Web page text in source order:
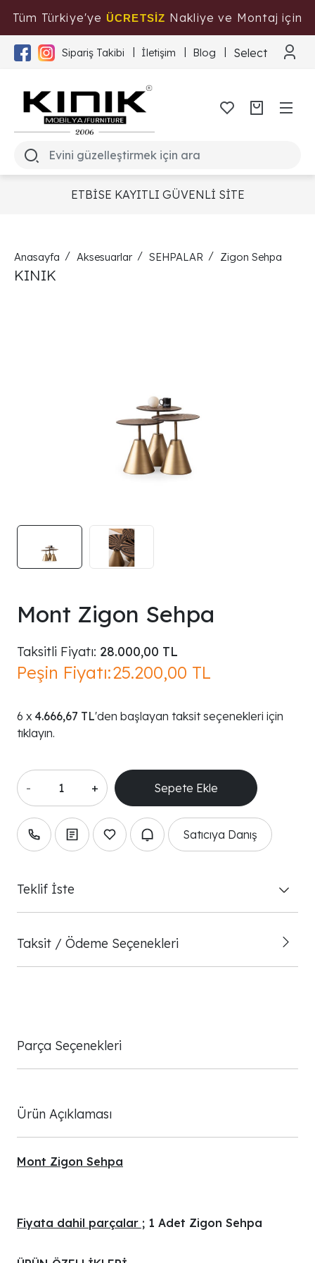
Tüm Türkiye'ye ÜCRETSİZ Nakliye ve Montaj için
Tıklayınız
Sipariş Takibi İletişim Blog Select
ETBİSE KAYITLI GÜVENLİ SİTE
Anasayfa Aksesuarlar SEHPALAR Zigon Sehpa
KINIK
Mont Zigon Sehpa
Taksitli Fiyatı: 28.000,00 TL
Peşin Fiyatı:25.200,00 TL
4.666,67 TL'den başlayan taksit seçenekleri için
tıklayın.
- +
Satıcıya Danış
Teklif İste
Taksit / Ödeme Seçenekleri
Parça Seçenekleri
Ürün Açıklaması
Mont Zigon Sehpa
Fiyata dahil parçalar ; 1 Adet Zigon Sehpa